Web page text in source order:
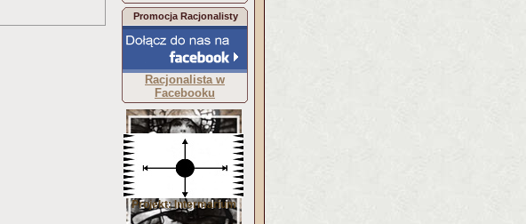
Promocja Racjonalisty
Racjonalista w
Facebooku